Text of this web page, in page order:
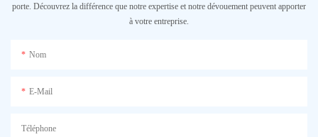
porte. Découvrez la différence que notre expertise et notre dévouement peuvent apporter
à votre entreprise.
Nom
E-Mail
Téléphone